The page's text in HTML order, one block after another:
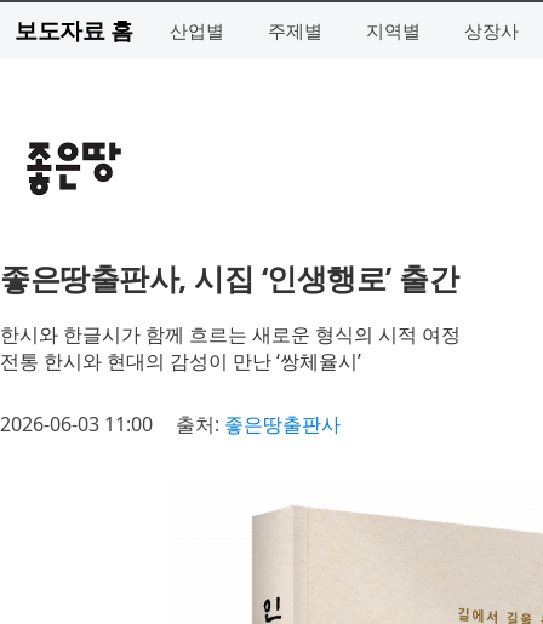
보도자료 홈 산업별 주제별 지역별 상장사
좋은땅출판사, 시집 ‘인생행로’ 출간
한시와 한글시가 함께 흐르는 새로운 형식의 시적 여정
전통 한시와 현대의 감성이 만난 ‘쌍체율시’
2026-06-03 11:00 출처: 좋은땅출판사